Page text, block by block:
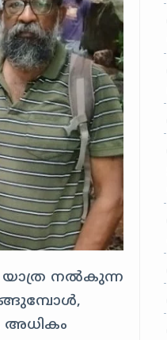
യാത്ര നൽകുന്ന
അധികം